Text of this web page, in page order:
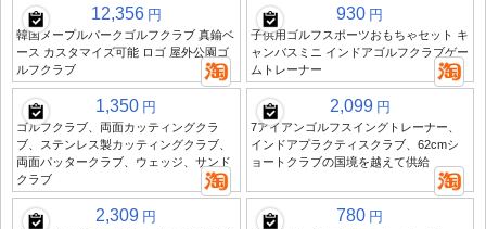
12,356 円
韓国メープルパークゴルフクラブ 真鍮ベ
ース カスタマイズ可能 ロゴ 屋外公園ゴ
ルフクラブ
930 円
子供用ゴルフスポーツおもちゃセット キ
ャンバスミニ インドアゴルフクラブゲー
ムトレーナー
1,350 円
ゴルフクラブ、両面カッティングクラ
ブ、ステンレス製カッティングクラブ、
両面パッタークラブ、ウェッジ、サンド
クラブ
2,099 円
7アイアンゴルフスイングトレーナー、
インドアプラクティスクラブ、62cmシ
ョートクラブの国境を越えて供給
2,309 円 780 円